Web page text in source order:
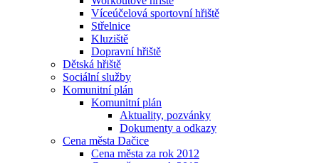
Víceúčelová sportovní hřiště
Střelnice
Kluziště
Dopravní hřiště
Dětská hřiště
Sociální služby
Komunitní plán
Komunitní plán
Aktuality, pozvánky
Dokumenty a odkazy
Cena města Dačice
Cena města za rok 2012